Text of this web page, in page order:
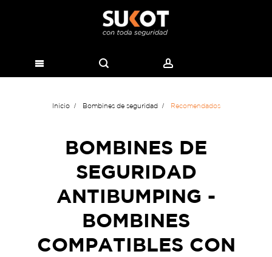
Inicio Bombines de seguridad Recomendados
BOMBINES DE
SEGURIDAD
ANTIBUMPING -
BOMBINES
COMPATIBLES CON